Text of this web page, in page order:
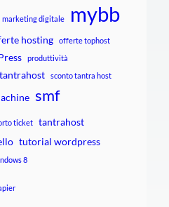
marketing digitale mybb
hosting
offerte tophost
produttività
sconto tantra host
smf
ticket tantrahost
tutorial wordpress
8